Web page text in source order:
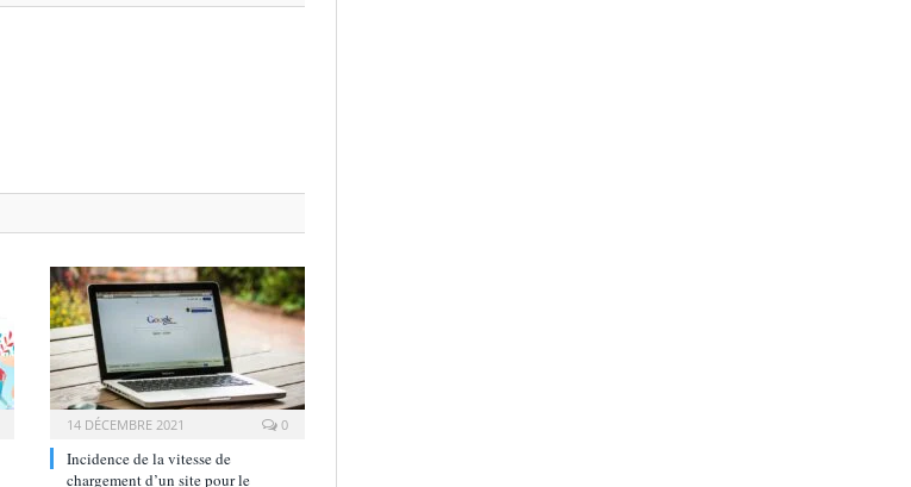
14 DÉCEMBRE 2021 0
Incidence de la vitesse de
chargement d’un site pour le